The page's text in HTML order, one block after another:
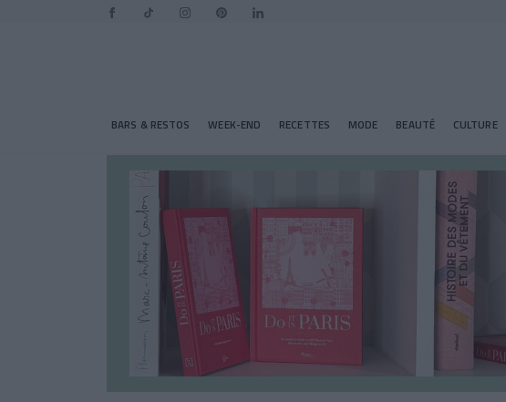
BARS & RESTOS WEEK-END RECETTES MODE BEAUTÉ CULTURE